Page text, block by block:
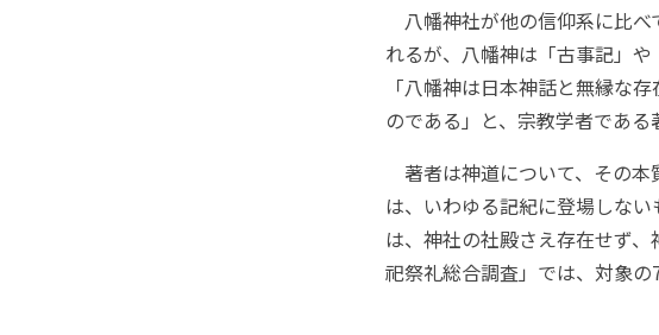
八幡神社が他の信仰系に比べ
れるが、八幡神は「古事記」
「八幡神は日本神話と無縁な
のである」と、宗教学者である
著者は神道について、その本
は、いわゆる記紀に登場しな
は、神社の社殿さえ存在せず
祀祭礼総合調査」では、対象